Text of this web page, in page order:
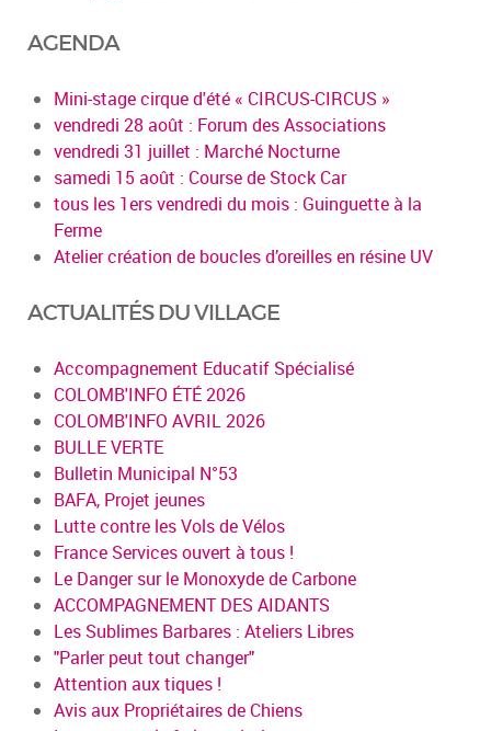
AGENDA
Mini-stage cirque d'été « CIRCUS-CIRCUS »
vendredi 28 août : Forum des Associations
vendredi 31 juillet : Marché Nocturne
samedi 15 août : Course de Stock Car
tous les 1ers vendredi du mois : Guinguette à la
Ferme
Atelier création de boucles d’oreilles en résine UV
ACTUALITÉS DU VILLAGE
Accompagnement Educatif Spécialisé
COLOMB'INFO ÉTÉ 2026
COLOMB'INFO AVRIL 2026
BULLE VERTE
Bulletin Municipal N°53
BAFA, Projet jeunes
Lutte contre les Vols de Vélos
France Services ouvert à tous !
Le Danger sur le Monoxyde de Carbone
ACCOMPAGNEMENT DES AIDANTS
Les Sublimes Barbares : Ateliers Libres
"Parler peut tout changer"
Attention aux tiques !
Avis aux Propriétaires de Chiens